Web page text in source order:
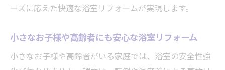
ーズに応えた快適な浴室リフォームが実現します。
小さなお子様や高齢者にも安心な浴室リフォーム
小さなお子様や高齢者がいる家庭では、浴室の安全性強